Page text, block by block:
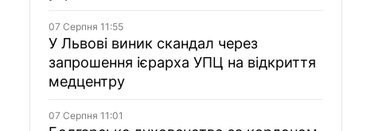
07 Серпня 11:55
У Львові виник скандал через
запрошення ієрарха УПЦ на відкриття
медцентру
07 Серпня 11:01